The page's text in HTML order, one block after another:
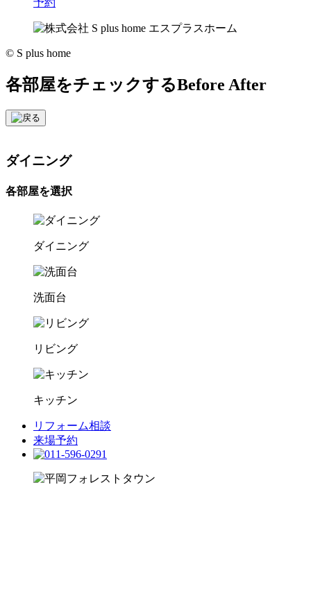
予約
© S plus home
各部屋をチェックするBefore After
ダイニング
各部屋を選択
ダイニング
洗面台
リビング
キッチン
リフォーム相談
来場予約